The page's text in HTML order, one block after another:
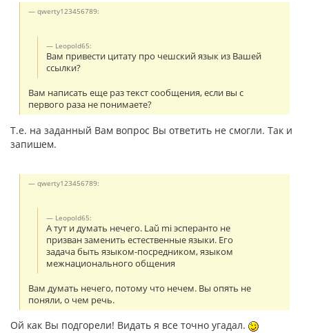
qwerty123456789:
Leopold65:
Вам привести цитату про чешский язык из Вашей
ссылки?
Вам написать еще раз текст сообщения, если вы с
первого раза не понимаете?
Т.е. на заданный Вам вопрос Вы ответить не смогли. Так и
запишем.
qwerty123456789:
Leopold65:
А тут и думать нечего. Laŭ mi эсперанто не
призван заменить естественные языки. Его
задача быть языком-посредником, языком
межнационального общения
Вам думать нечего, потому что нечем. Вы опять не
поняли, о чем речь.
Ой как Вы подгорели! Видать я все точно угадал.